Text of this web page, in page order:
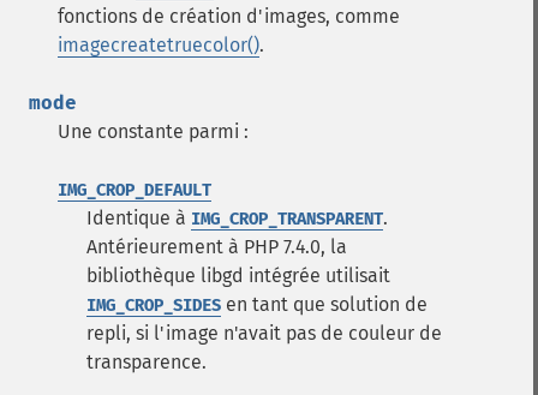
fonctions de création d'images, comme
imagecreatetruecolor().
mode
Une constante parmi :
IMG_CROP_DEFAULT
Identique à IMG_CROP_TRANSPARENT.
Antérieurement à PHP 7.4.0, la
bibliothèque libgd intégrée utilisait
IMG_CROP_SIDES en tant que solution de
repli, si l'image n'avait pas de couleur de
transparence.